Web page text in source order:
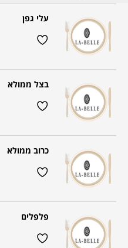
עלי גפן
בצל ממולא
כרוב ממולא
פלפלים